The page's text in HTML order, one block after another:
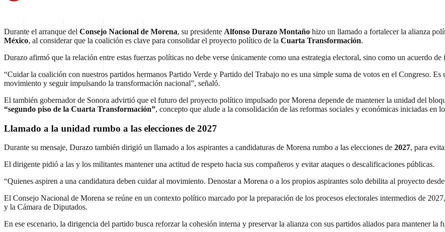
Durante el arranque del Consejo Nacional de Morena, su presidente Alfonso Durazo Montaño hizo un llamado a fortalecer la alianza
México, al considerar que la coalición es clave para consolidar el proyecto político de la Cuarta Transformación.
Durazo afirmó que la relación entre estas fuerzas políticas no debe verse únicamente como una estrategia electoral, sino como un acuerdo
“Cuidar la coalición con nuestros partidos hermanos Partido Verde y Partido del Trabajo no es una simple suma de votos en el Congreso.
movimiento y seguir impulsando la transformación nacional”, señaló.
El también gobernador de Sonora advirtió que el futuro del proyecto político impulsado por Morena depende de mantener la unidad del
“segundo piso de la Cuarta Transformación”, concepto que alude a la consolidación de las reformas sociales y económicas iniciadas en
Llamado a la unidad rumbo a las elecciones de 2027
Durante su mensaje, Durazo también dirigió un llamado a los aspirantes a candidaturas de Morena rumbo a las elecciones de 2027, para
El dirigente pidió a las y los militantes mantener una actitud de respeto hacia sus compañeros y evitar ataques o descalificaciones públicas.
“Quienes aspiren a una candidatura deben cuidar al movimiento. Denostar a Morena o a los propios aspirantes solo debilita al proyecto
El Consejo Nacional de Morena se reúne en un contexto político marcado por la preparación de los procesos electorales intermedios de
y la Cámara de Diputados.
En ese escenario, la dirigencia del partido busca reforzar la cohesión interna y preservar la alianza con sus partidos aliados para mantener la